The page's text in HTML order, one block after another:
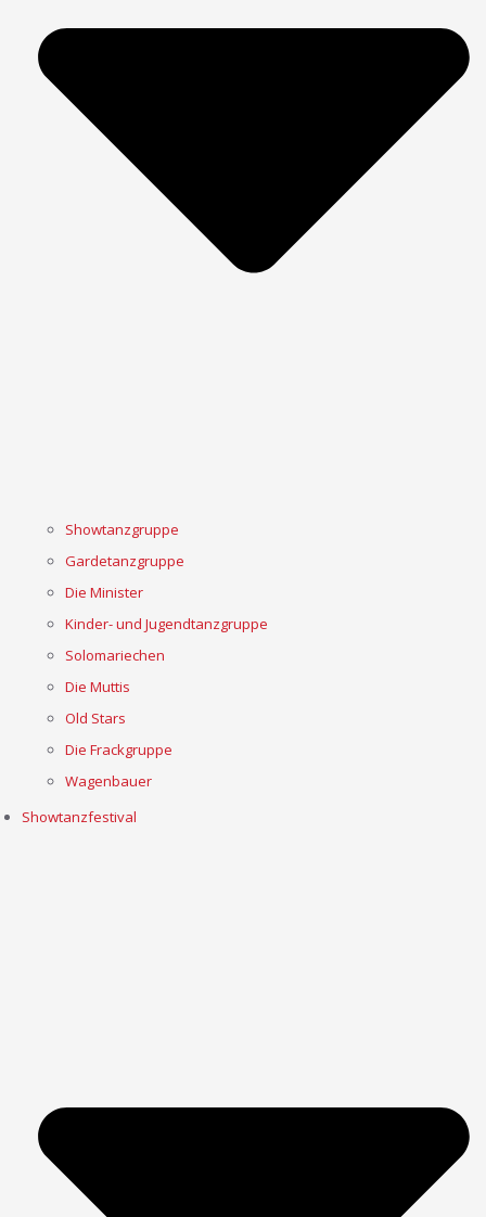
Showtanzgruppe
Gardetanzgruppe
Die Minister
Kinder- und Jugendtanzgruppe
Solomariechen
Die Muttis
Old Stars
Die Frackgruppe
Wagenbauer
Showtanzfestival